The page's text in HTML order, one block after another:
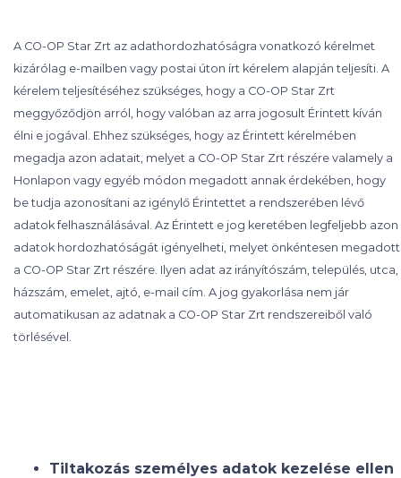
A CO-OP Star Zrt az adathordozhatóságra vonatkozó kérelmet
kizárólag e-mailben vagy postai úton írt kérelem alapján teljesíti. A
kérelem teljesítéséhez szükséges, hogy a CO-OP Star Zrt
meggyőződjön arról, hogy valóban az arra jogosult Érintett kíván
élni e jogával. Ehhez szükséges, hogy az Érintett kérelmében
megadja azon adatait, melyet a CO-OP Star Zrt részére valamely a
Honlapon vagy egyéb módon megadott annak érdekében, hogy
be tudja azonosítani az igénylő Érintettet a rendszerében lévő
adatok felhasználásával. Az Érintett e jog keretében legfeljebb azon
adatok hordozhatóságát igényelheti, melyet önkéntesen megadott
a CO-OP Star Zrt részére. Ilyen adat az irányítószám, település, utca,
házszám, emelet, ajtó, e-mail cím. A jog gyakorlása nem jár
automatikusan az adatnak a CO-OP Star Zrt rendszereiből való
törlésével.
Tiltakozás személyes adatok kezelése ellen